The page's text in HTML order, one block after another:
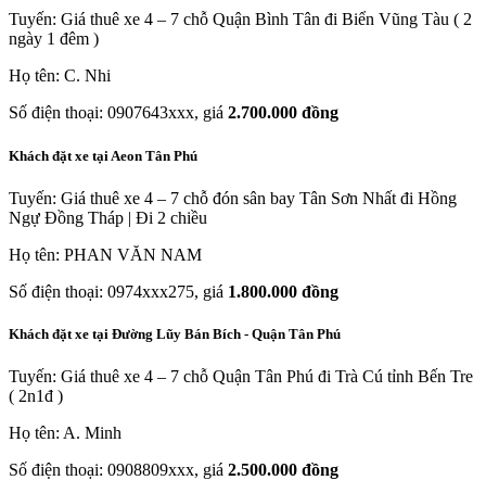
Tuyến: Giá thuê xe 4 – 7 chỗ Quận Bình Tân đi Biển Vũng Tàu ( 2
ngày 1 đêm )
Họ tên: C. Nhi
Số điện thoại: 0907643xxx, giá 2.700.000 đồng
Khách đặt xe tại Aeon Tân Phú
Tuyến: Giá thuê xe 4 – 7 chỗ đón sân bay Tân Sơn Nhất đi Hồng
Ngự Đồng Tháp | Đi 2 chiều
Họ tên: PHAN VĂN NAM
Số điện thoại: 0974xxx275, giá 1.800.000 đồng
Khách đặt xe tại Đường Lũy Bán Bích - Quận Tân Phú
Tuyến: Giá thuê xe 4 – 7 chỗ Quận Tân Phú đi Trà Cú tỉnh Bến Tre
( 2n1đ )
Họ tên: A. Minh
Số điện thoại: 0908809xxx, giá 2.500.000 đồng